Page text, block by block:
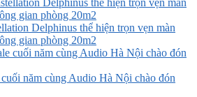
Delphinus thể hiện trọn vẹn màn
gian phòng 20m2
năm cùng Audio Hà Nội chào đón